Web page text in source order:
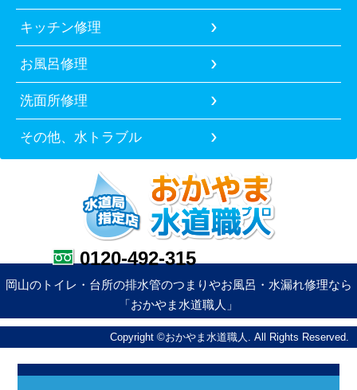
キッチン修理
お風呂修理
洗面所修理
その他、水トラブル
0120-492-315
岡山のトイレ・台所の排水管のつまりやお風呂・水漏れ修理なら
「おかやま水道職人」
Copyright ©おかやま水道職人. All Rights Reserved.